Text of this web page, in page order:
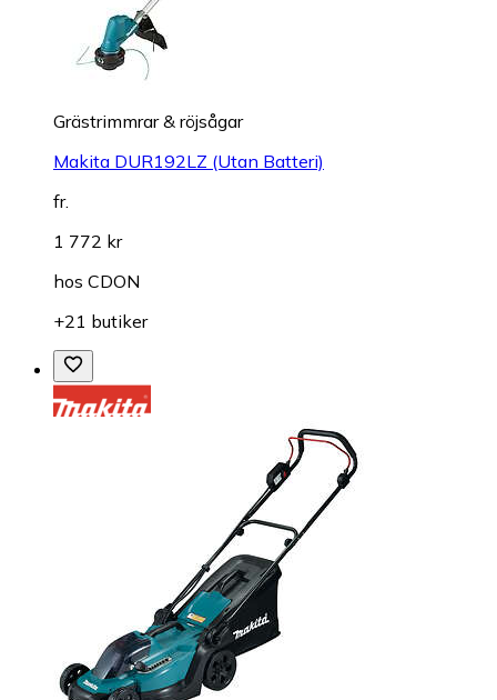
Grästrimmrar & röjsågar
Makita DUR192LZ (Utan Batteri)
fr.
1 772 kr
hos CDON
+21 butiker